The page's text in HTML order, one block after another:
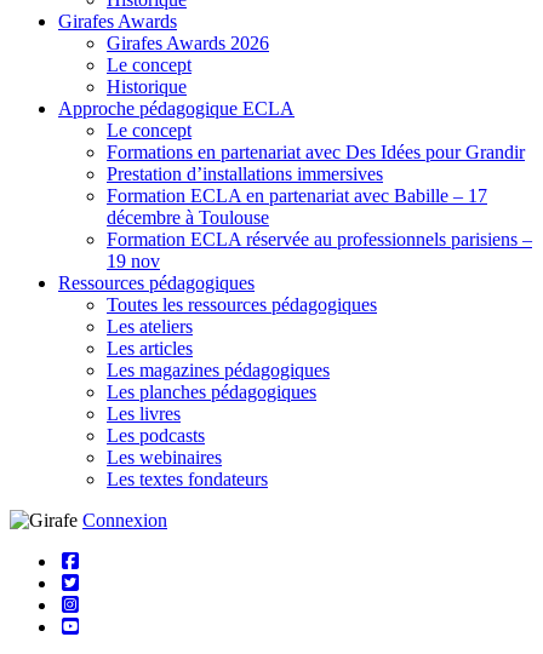
Girafes Awards
Girafes Awards 2026
Le concept
Historique
Approche pédagogique ECLA
Le concept
Formations en partenariat avec Des Idées pour Grandir
Prestation d’installations immersives
Formation ECLA en partenariat avec Babille – 17
décembre à Toulouse
Formation ECLA réservée au professionnels parisiens –
19 nov
Ressources pédagogiques
Toutes les ressources pédagogiques
Les ateliers
Les articles
Les magazines pédagogiques
Les planches pédagogiques
Les livres
Les podcasts
Les webinaires
Les textes fondateurs
Connexion